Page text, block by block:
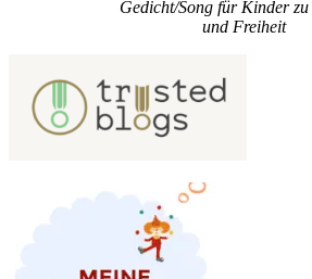
Gedicht/Song für Kinder
und Freiheit